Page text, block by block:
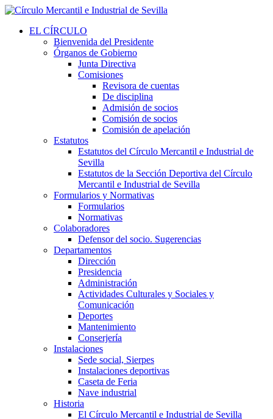
EL CÍRCULO
Bienvenida del Presidente
Órganos de Gobierno
Junta Directiva
Comisiones
Revisora de cuentas
De disciplina
Admisión de socios
Comisión de socios
Comisión de apelación
Estatutos
Estatutos del Círculo Mercantil e Industrial de
Sevilla
Estatutos de la Sección Deportiva del Círculo
Mercantil e Industrial de Sevilla
Formularios y Normativas
Formularios
Normativas
Colaboradores
Defensor del socio. Sugerencias
Departamentos
Dirección
Presidencia
Administración
Actividades Culturales y Sociales y
Comunicación
Deportes
Mantenimiento
Conserjería
Instalaciones
Sede social, Sierpes
Instalaciones deportivas
Caseta de Feria
Nave industrial
Historia
El Círculo Mercantil e Industrial de Sevilla